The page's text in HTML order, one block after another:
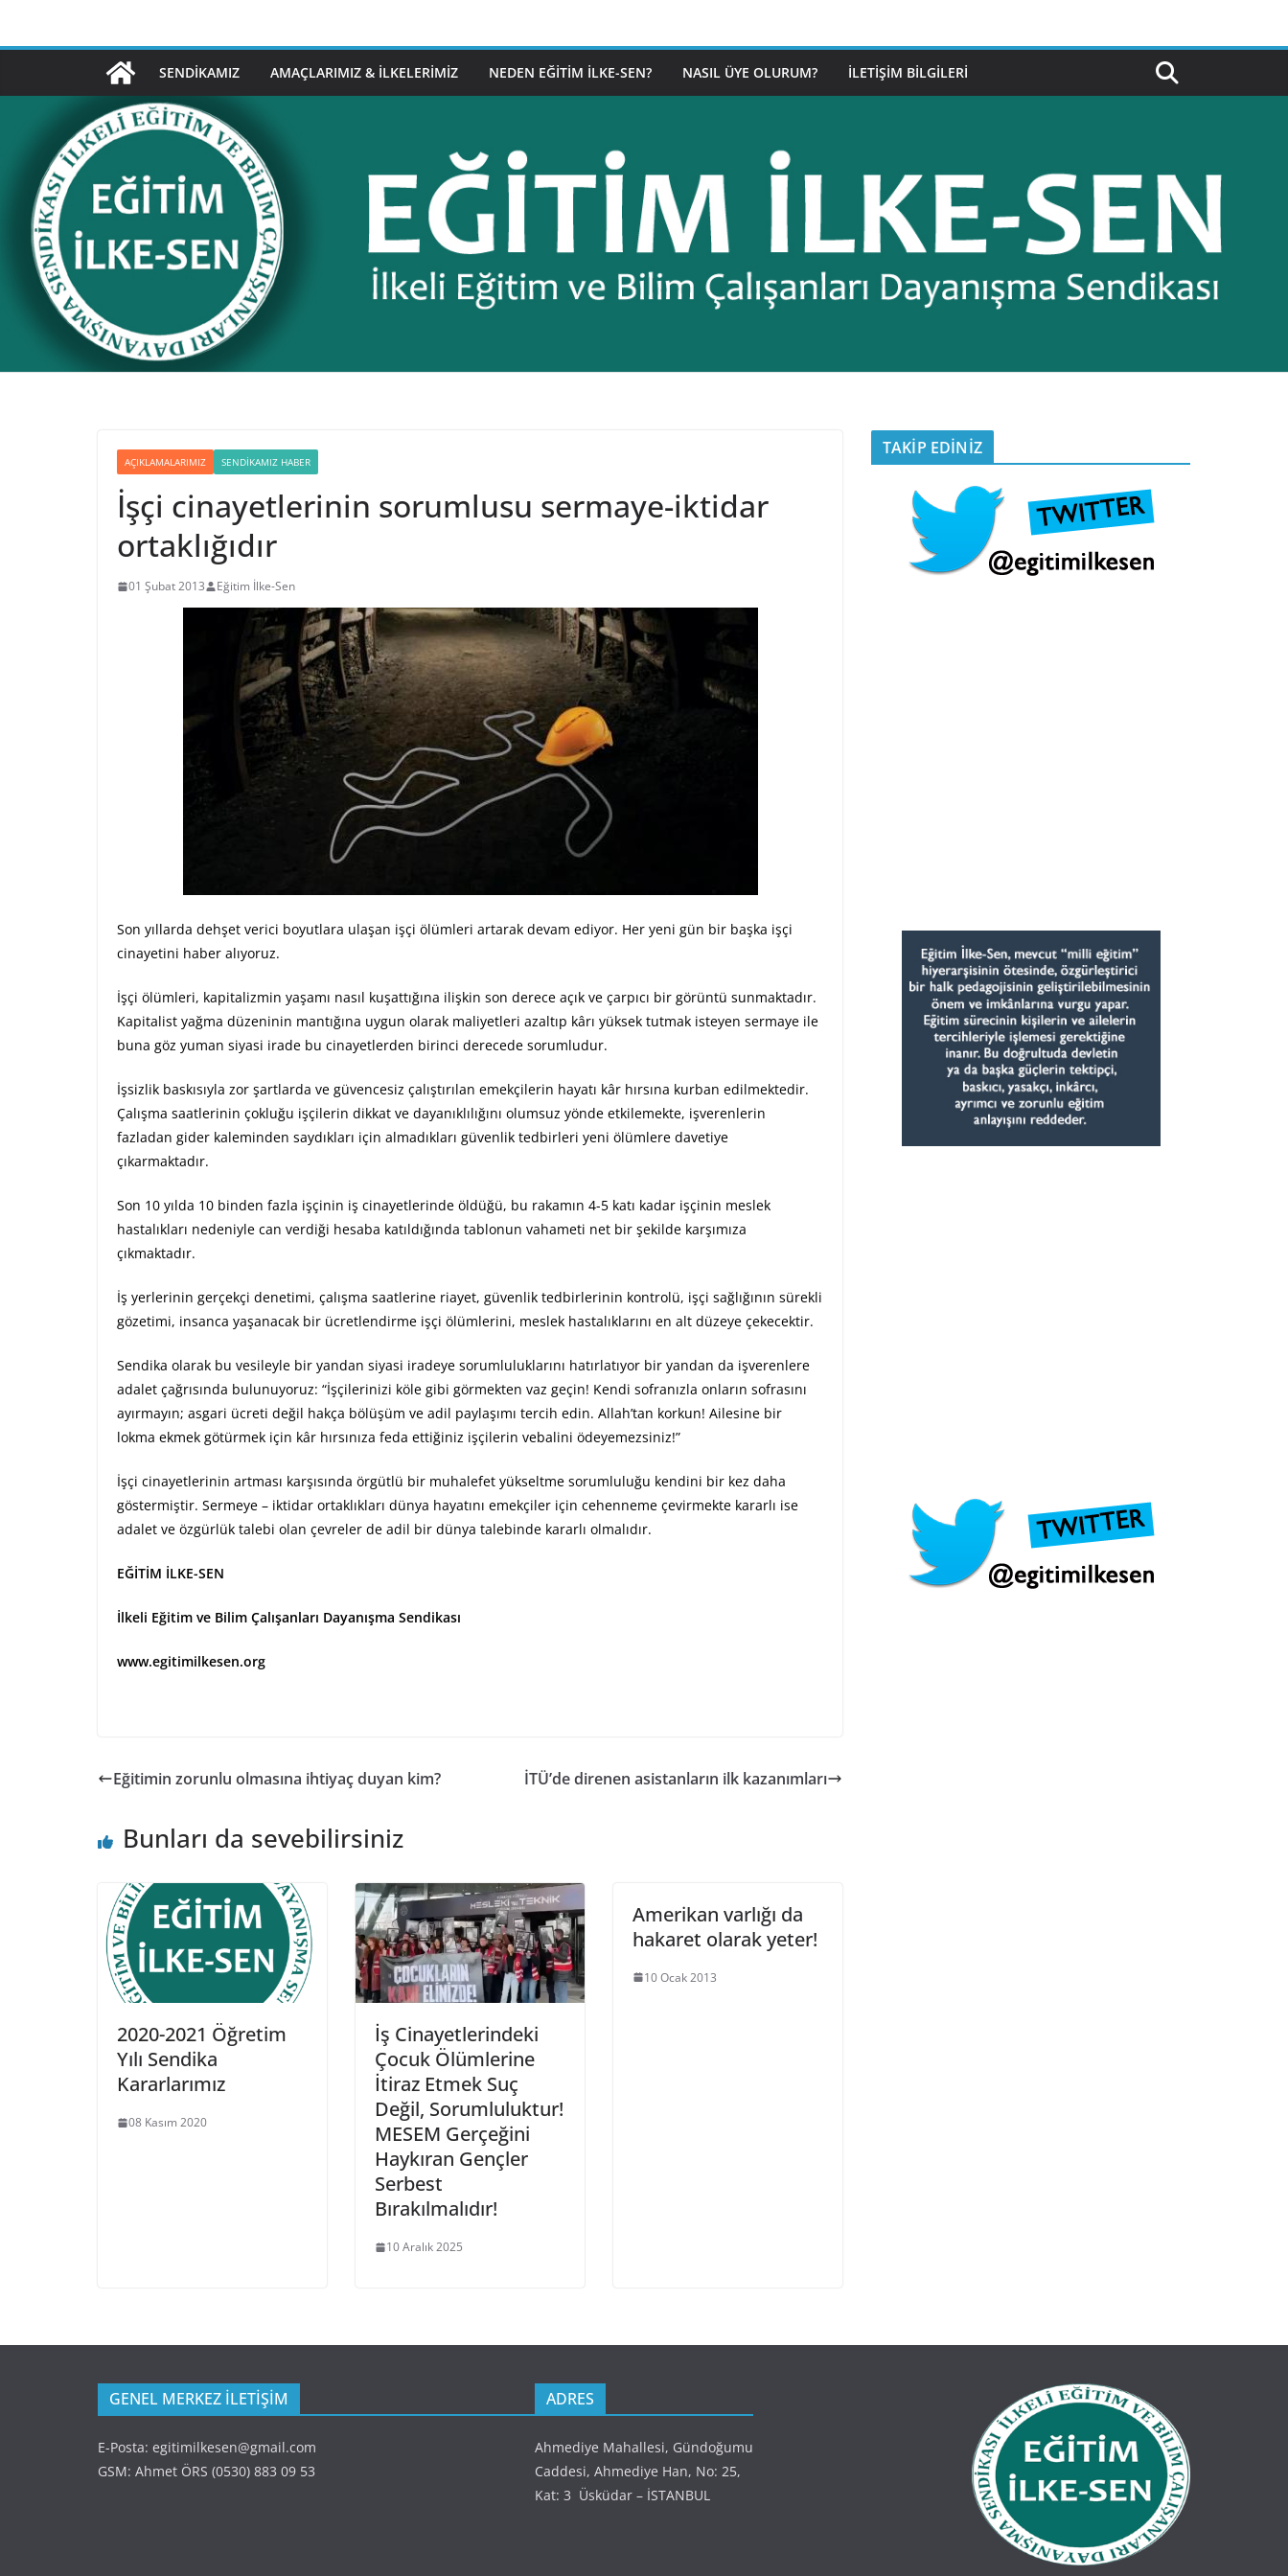
SENDIKAMIZ AMAÇLARIMIZ & İLKELERIMIZ NEDEN EĞITIM İLKE-SEN? NASIL ÜYE OLURUM? İLETIŞIM BILGILERI
AÇIKLAMALARIMIZ SENDIKAMIZ HABER
İşçi cinayetlerinin sorumlusu sermaye-iktidar
ortaklığıdır
01 Şubat 2013 Eğitim İlke-Sen
Son yıllarda dehşet verici boyutlara ulaşan işçi ölümleri artarak devam ediyor. Her yeni gün bir başka işçi
cinayetini haber alıyoruz.
İşçi ölümleri, kapitalizmin yaşamı nasıl kuşattığına ilişkin son derece açık ve çarpıcı bir görüntü sunmaktadır.
Kapitalist yağma düzeninin mantığına uygun olarak maliyetleri azaltıp kârı yüksek tutmak isteyen sermaye ile
buna göz yuman siyasi irade bu cinayetlerden birinci derecede sorumludur.
İşsizlik baskısıyla zor şartlarda ve güvencesiz çalıştırılan emekçilerin hayatı kâr hırsına kurban edilmektedir.
Çalışma saatlerinin çokluğu işçilerin dikkat ve dayanıklılığını olumsuz yönde etkilemekte, işverenlerin
fazladan gider kaleminden saydıkları için almadıkları güvenlik tedbirleri yeni ölümlere davetiye
çıkarmaktadır.
Son 10 yılda 10 binden fazla işçinin iş cinayetlerinde öldüğü, bu rakamın 4-5 katı kadar işçinin meslek
hastalıkları nedeniyle can verdiği hesaba katıldığında tablonun vahameti net bir şekilde karşımıza
çıkmaktadır.
İş yerlerinin gerçekçi denetimi, çalışma saatlerine riayet, güvenlik tedbirlerinin kontrolü, işçi sağlığının sürekli
gözetimi, insanca yaşanacak bir ücretlendirme işçi ölümlerini, meslek hastalıklarını en alt düzeye çekecektir.
Sendika olarak bu vesileyle bir yandan siyasi iradeye sorumluluklarını hatırlatıyor bir yandan da işverenlere
adalet çağrısında bulunuyoruz: “İşçilerinizi köle gibi görmekten vaz geçin! Kendi sofranızla onların sofrasını
ayırmayın; asgari ücreti değil hakça bölüşüm ve adil paylaşımı tercih edin. Allah’tan korkun! Ailesine bir
lokma ekmek götürmek için kâr hırsınıza feda ettiğiniz işçilerin vebalini ödeyemezsiniz!”
İşçi cinayetlerinin artması karşısında örgütlü bir muhalefet yükseltme sorumluluğu kendini bir kez daha
göstermiştir. Sermeye – iktidar ortaklıkları dünya hayatını emekçiler için cehenneme çevirmekte kararlı ise
adalet ve özgürlük talebi olan çevreler de adil bir dünya talebinde kararlı olmalıdır.
EĞİTİM İLKE-SEN
İlkeli Eğitim ve Bilim Çalışanları Dayanışma Sendikası
www.egitimilkesen.org
Eğitimin zorunlu olmasına ihtiyaç duyan kim? İTÜ’de direnen asistanların ilk kazanımları
Bunları da sevebilirsiniz
2020-2021 Öğretim
Yılı Sendika
Kararlarımız
08 Kasım 2020
İş Cinayetlerindeki
Çocuk Ölümlerine
İtiraz Etmek Suç
Değil, Sorumluluktur!
MESEM Gerçeğini
Haykıran Gençler
Serbest
Bırakılmalıdır!
10 Aralık 2025
Amerikan varlığı da
hakaret olarak yeter!
10 Ocak 2013
TAKİP EDİNİZ
GENEL MERKEZ İLETİŞİM
E-Posta: egitimilkesen@gmail.com
GSM: Ahmet ÖRS (0530) 883 09 53
ADRES
Ahmediye Mahallesi, Gündoğumu
Caddesi, Ahmediye Han, No: 25,
Kat: 3 Üsküdar – İSTANBUL